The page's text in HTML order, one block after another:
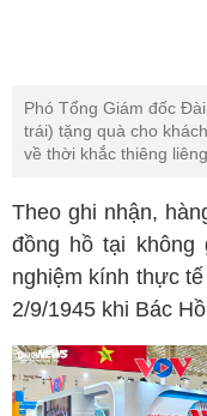
Phó Tổng Giám đốc
trái) tặng quà cho
về thời khắc thiêng
Theo ghi nhận,
đồng hồ tại không
nghiệm kính thực
2/9/1945 khi Bác